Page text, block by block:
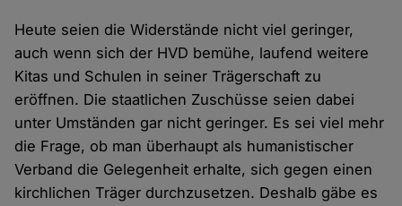
Heute seien die Widerstände nicht viel geringer,
auch wenn sich der HVD bemühe, laufend weitere
Kitas und Schulen in seiner Trägerschaft zu
eröffnen. Die staatlichen Zuschüsse seien dabei
unter Umständen gar nicht geringer. Es sei viel mehr
die Frage, ob man überhaupt als humanistischer
Verband die Gelegenheit erhalte, sich gegen einen
kirchlichen Träger durchzusetzen. Deshalb gäbe es